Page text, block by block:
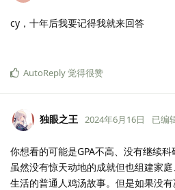
cy，十年后我要记得我就来回答
AutoReply觉得很赞
独眼之王 2024年6月16日 已编
你想看的可能是GPA不高、没有继续
虽然没有惊天动地的成就但也组建家
生活的普通人鸡汤故事。但是如果没